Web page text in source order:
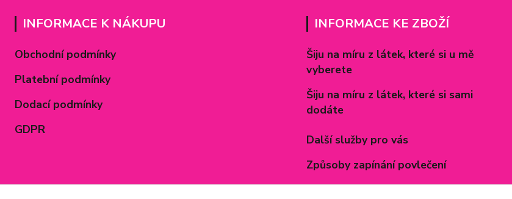
INFORMACE K NÁKUPU
Obchodní podmínky
Platební podmínky
Dodací podmínky
GDPR
INFORMACE KE ZBOŽÍ
Šiju na míru z látek, které si u mě
vyberete
Šiju na míru z látek, které si sami
dodáte
Další služby pro vás
Způsoby zapínání povlečení
Rozměry prostěradel